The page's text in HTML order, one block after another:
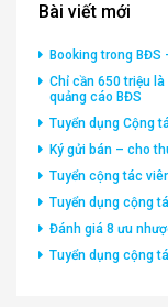
Bài viết mới
Booking trong BĐS
Chỉ cần 650 triệu
quảng cáo BĐS
Tuyển dụng Cộng
Ký gửi bán – cho
Tuyển cộng tác
Tuyển dụng cộng
Đánh giá 8 ưu
Tuyển dụng cộng